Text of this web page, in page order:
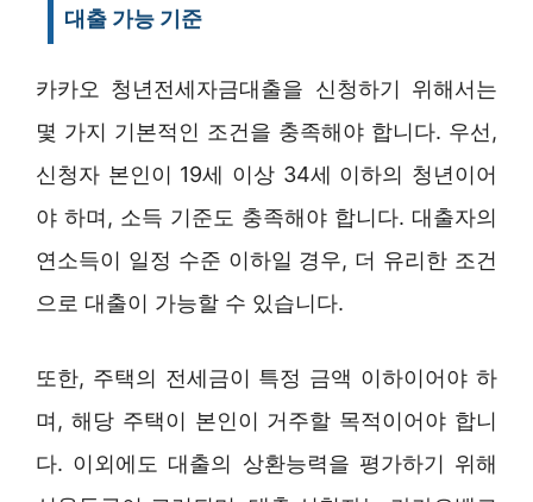
대출 가능 기준
카카오 청년전세자금대출을 신청하기 위해서는
몇 가지 기본적인 조건을 충족해야 합니다. 우선,
신청자 본인이 19세 이상 34세 이하의 청년이어
야 하며, 소득 기준도 충족해야 합니다. 대출자의
연소득이 일정 수준 이하일 경우, 더 유리한 조건
으로 대출이 가능할 수 있습니다.
또한, 주택의 전세금이 특정 금액 이하이어야 하
며, 해당 주택이 본인이 거주할 목적이어야 합니
다. 이외에도 대출의 상환능력을 평가하기 위해